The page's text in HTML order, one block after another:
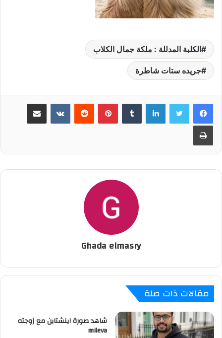
الكلبة المدللة : ملكة جمال الكلاب
جريده ستات شاطرة
لينكدإن بينتيريست
Ghada elmasry
مقالات ذات صلة
شاهد صورة اينشتاين مع زوجته
mileva